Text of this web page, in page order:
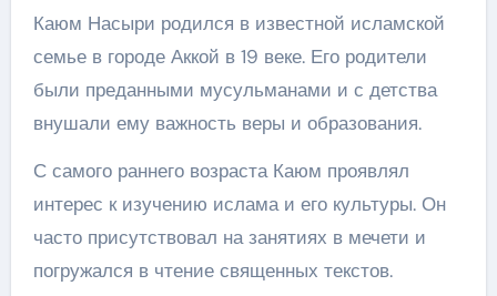
Каюм Насыри родился в известной исламской
семье в городе Аккой в 19 веке. Его родители
были преданными мусульманами и с детства
внушали ему важность веры и образования.
С самого раннего возраста Каюм проявлял
интерес к изучению ислама и его культуры. Он
часто присутствовал на занятиях в мечети и
погружался в чтение священных текстов.